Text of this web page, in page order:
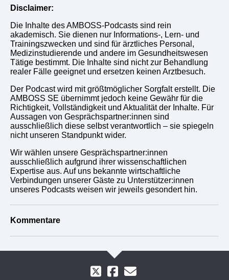
Disclaimer:
Die Inhalte des AMBOSS-Podcasts sind rein
akademisch. Sie dienen nur Informations-, Lern- und
Trainingszwecken und sind für ärztliches Personal,
Medizinstudierende und andere im Gesundheitswesen
Tätige bestimmt. Die Inhalte sind nicht zur Behandlung
realer Fälle geeignet und ersetzen keinen Arztbesuch.
Der Podcast wird mit größtmöglicher Sorgfalt erstellt. Die
AMBOSS SE übernimmt jedoch keine Gewähr für die
Richtigkeit, Vollständigkeit und Aktualität der Inhalte. Für
Aussagen von Gesprächspartner:innen sind
ausschließlich diese selbst verantwortlich – sie spiegeln
nicht unseren Standpunkt wider.
Wir wählen unsere Gesprächspartner:innen
ausschließlich aufgrund ihrer wissenschaftlichen
Expertise aus. Auf uns bekannte wirtschaftliche
Verbindungen unserer Gäste zu Unterstützer:innen
unseres Podcasts weisen wir jeweils gesondert hin.
Kommentare